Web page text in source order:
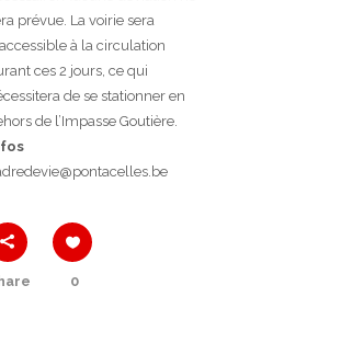
prévue. La voirie sera
à la circulation
ces 2 jours, ce qui
de se stationner en
de l’Impasse Goutière.
0